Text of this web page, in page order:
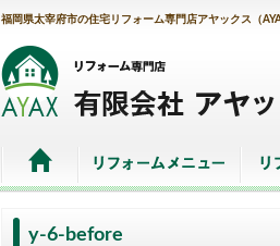
福岡県太宰府市の住宅リフォーム専門店アヤックス（
y-6-before